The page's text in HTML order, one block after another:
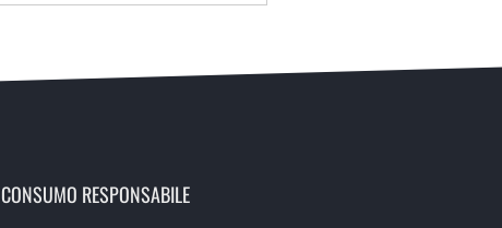
CONSUMO RESPONSABILE